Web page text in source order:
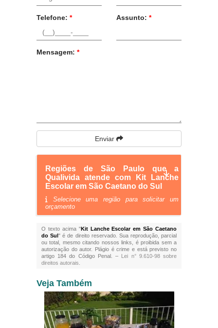
Telefone: * Assunto: *
Mensagem: *
Enviar
Regiões de São Paulo que a
Qualivida atende com Kit Lanche
Escolar em São Caetano do Sul
Selecione uma região para solicitar um
orçamento
O texto acima "Kit Lanche Escolar em São Caetano
do Sul" é de direito reservado. Sua reprodução, parcial
ou total, mesmo citando nossos links, é proibida sem a
autorização do autor. Plágio é crime e está previsto no
artigo 184 do Código Penal. – Lei n° 9.610-98 sobre
direitos autorais
Veja Também